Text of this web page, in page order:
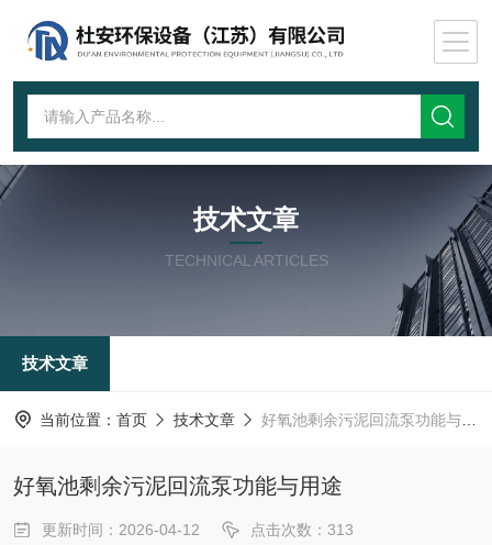
技术文章
TECHNICAL ARTICLES
技术文章
当前位置： 首页 技术文章 好氧池剩余污泥回流泵功能与用途
好氧池剩余污泥回流泵功能与用途
更新时间：2026-04-12 点击次数：313